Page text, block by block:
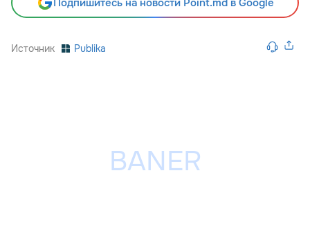
Подпишитесь на новости Point.md в Google
Источник Publika